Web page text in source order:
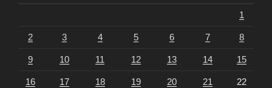
1
2 3 4 5 6 7 8
9 10 11 12 13 14 15
16 17 18 19 20 21 22